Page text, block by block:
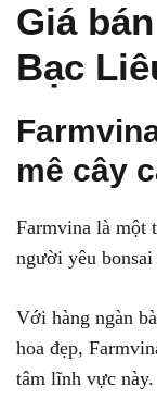
Giá
Bạc
mê cây
Farmvina là một
người yêu
Với hàng ngàn
hoa đẹp,
tâm lĩnh vực này.